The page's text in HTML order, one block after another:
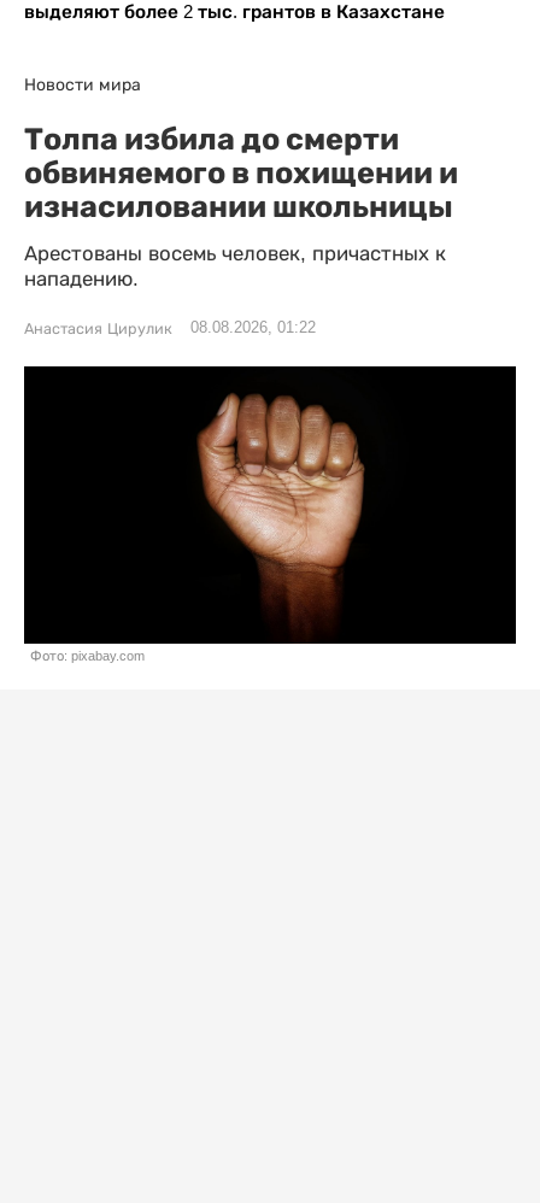
выделяют более 2 тыс. грантов в Казахстане
Новости мира
Толпа избила до смерти
обвиняемого в похищении и
изнасиловании школьницы
Арестованы восемь человек, причастных к
нападению.
Анастасия Цирулик 08.08.2026, 01:22
Фото: pixabay.com